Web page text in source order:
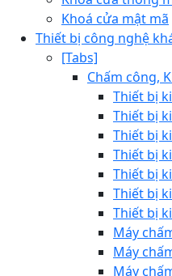
Khoá cửa mật mã
Thiết bị công nghệ
[Tabs]
Chấm công,
Thiết bị
Thiết bị
Thiết bị
Thiết bị
Thiết bị
Thiết bị
Thiết bị
Máy
Máy
Máy